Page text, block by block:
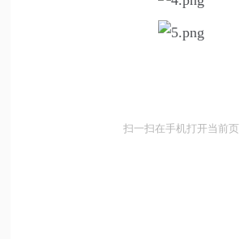
扫一扫在手机打开当前页